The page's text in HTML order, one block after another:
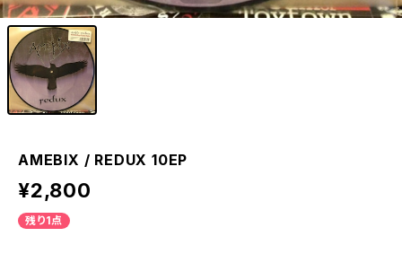
AMEBIX / REDUX 10EP
¥2,800
残り1点